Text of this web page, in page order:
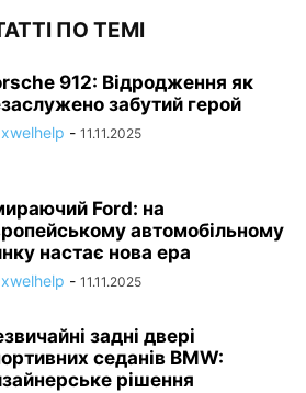
ПО ТЕМІ
912: Відродження як
забутий герой
- 11.11.2025
Ford: на
автомобільному
настає нова ера
- 11.11.2025
задні двері
седанів BMW:
рішення